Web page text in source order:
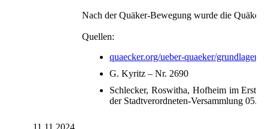
Nach der Quäker-Bewegung wurde die
Quellen:
quaecker.org/ueber-quaeker/grundlagen/
G. Kyritz – Nr. 2690
Schlecker, Roswitha, Hofheim im
der Stadtverordneten-Versammlung